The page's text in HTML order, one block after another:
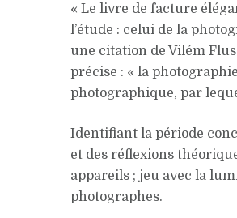
« Le livre de facture
l’étude : celui de la
une citation de Vilém
précise : « la
photographique, par
Identifiant la période
et des réflexions
appareils ; jeu avec la
photographes.